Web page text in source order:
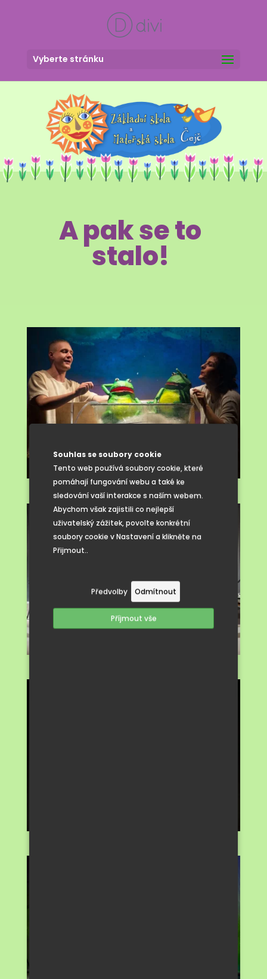
Souhlas se soubory cookie
Tento web používá soubory cookie, které
pomáhají fungování webu a také ke
sledování vaší interakce s naším webem.
Abychom však zajistili co nejlepší
uživatelský zážitek, povolte konkrétní
soubory cookie v Nastavení a klikněte na
Přijmout..
Předvolby Odmítnout
Příjmout vše
Vyberte stránku
A pak se to
stalo!